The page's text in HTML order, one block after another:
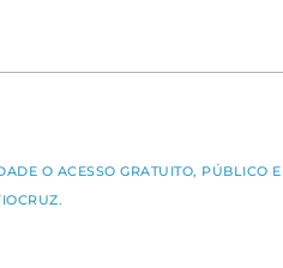
O ACESSO GRATUITO, PÚBLICO E